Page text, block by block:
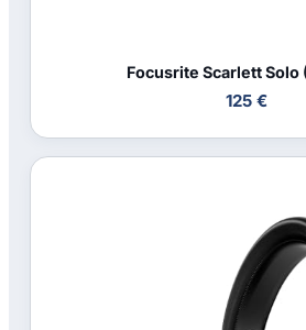
Focusrite Scarlett Solo
125 €